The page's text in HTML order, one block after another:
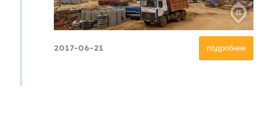
подробнее
2017-06-21